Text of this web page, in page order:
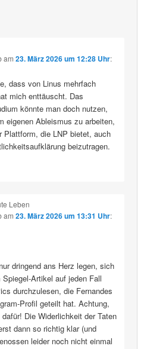
am 23. März 2026 um 12:28 Uhr:
dass von Linus mehrfach
mich enttäuscht. Das
könnte man doch nutzen,
eigenen Ableismus zu arbeiten,
Plattform, die LNP bietet, auch
beizutragen.
Leben
am 23. März 2026 um 13:31 Uhr:
dringend ans Herz legen, sich
Artikel auf jeden Fall
durchzulesen, die Fernandes
Profil geteilt hat. Achtung,
Die Widerlichkeit der Taten
dann so richtig klar (und
leider noch nicht einmal